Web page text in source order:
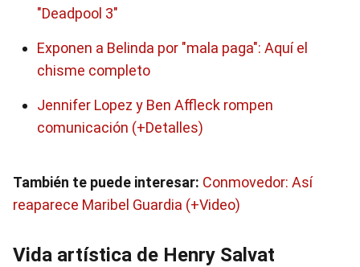
"Deadpool 3″
Exponen a Belinda por "mala paga": Aquí el
chisme completo
Jennifer Lopez y Ben Affleck rompen
comunicación (+Detalles)
También te puede interesar: Conmovedor: Así
reaparece Maribel Guardia (+Video)
Vida artística de Henry Salvat